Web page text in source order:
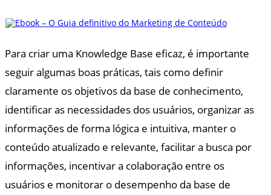
Para criar uma Knowledge Base eficaz, é importante
seguir algumas boas práticas, tais como definir
claramente os objetivos da base de conhecimento,
identificar as necessidades dos usuários, organizar as
informações de forma lógica e intuitiva, manter o
conteúdo atualizado e relevante, facilitar a busca por
informações, incentivar a colaboração entre os
usuários e monitorar o desempenho da base de